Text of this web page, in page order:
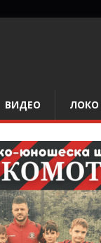
ВИДЕО ЛОКО